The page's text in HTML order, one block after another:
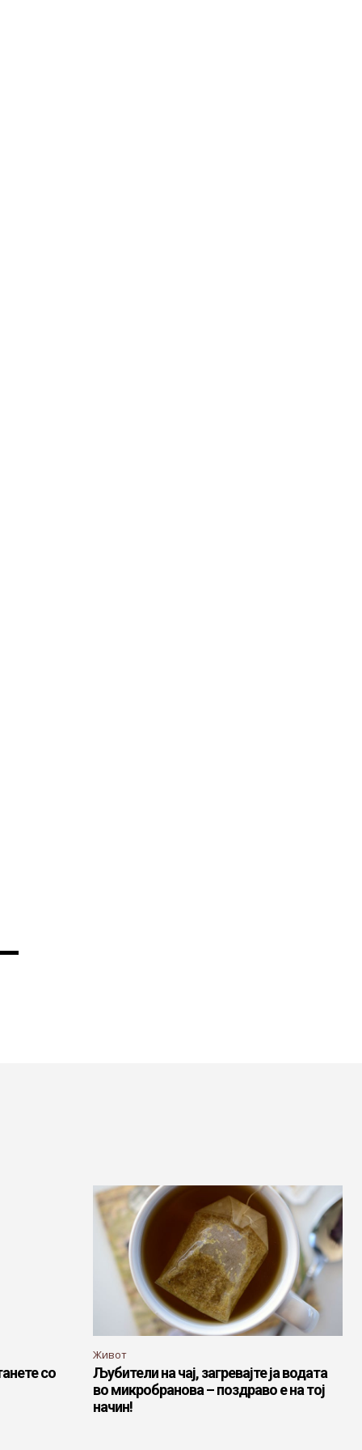
со
Живот
Љубители на чај, загревајте ја водата
во микробранова – поздраво е на тој
начин!